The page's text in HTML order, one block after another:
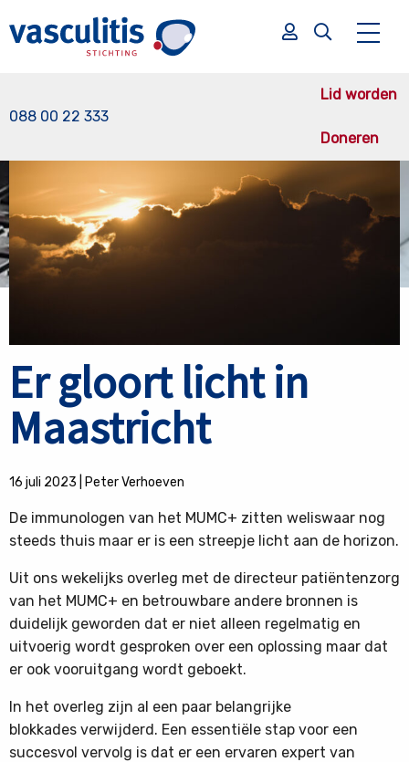
088 00 22 333
Lid worden
Doneren
Zoek
Zoek
Er gloort licht in
Maastricht
16 juli 2023 Peter Verhoeven
De immunologen van het MUMC+ zitten weliswaar nog
steeds thuis maar er is een streepje licht aan de horizon.
Uit ons wekelijks overleg met de directeur patiëntenzorg
van het MUMC+ en betrouwbare andere bronnen is
duidelijk geworden dat er niet alleen regelmatig en
uitvoerig wordt gesproken over een oplossing maar dat
er ook vooruitgang wordt geboekt.
In het overleg zijn al een paar belangrijke
blokkades verwijderd. Een essentiële stap voor een
succesvol vervolg is dat er een ervaren expert van